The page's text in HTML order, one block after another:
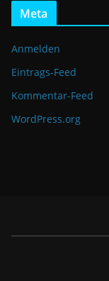
Meta
Anmelden
Eintrags-Feed
Kommentar-Feed
WordPress.org